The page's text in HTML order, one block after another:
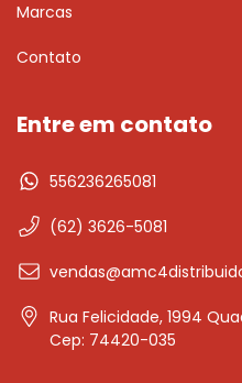
Marcas
Contato
Entre em contato
556236265081
(62) 3626-5081
Rua Felicidade, 1994
Cep: 74420-035